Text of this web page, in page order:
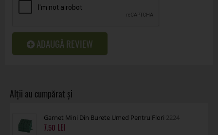
ADAUGĂ REVIEW
Garnet Mini Din Burete Umed Pentru Flori 2224
7.50